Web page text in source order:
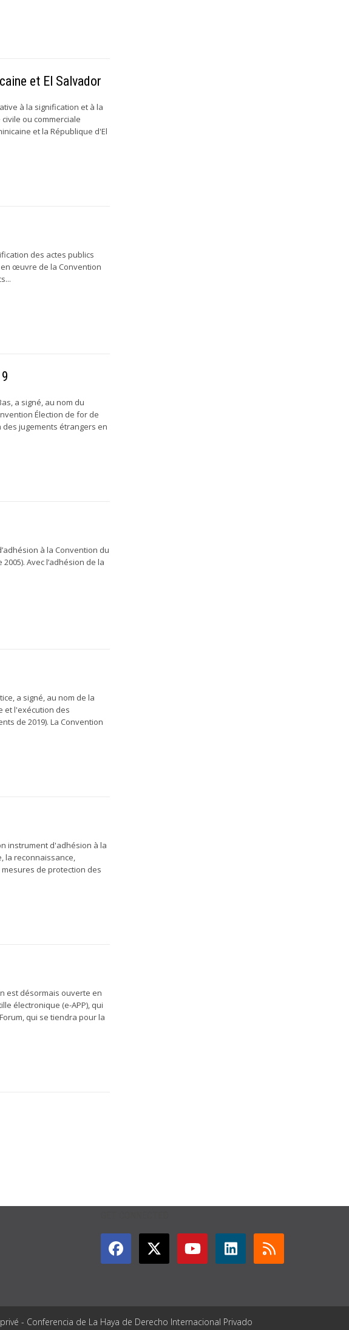
et El Salvador
à la signification et à la
ou commerciale
et la République d'El
des actes publics
en œuvre de la Convention
a signé, au nom du
Élection de for de
des jugements étrangers en
à la Convention du
Avec l’adhésion de la
a signé, au nom de la
et l'exécution des
de 2019). La Convention
instrument d'adhésion à la
la reconnaissance,
de protection des
est désormais ouverte en
électronique (e-APP), qui
qui se tiendra pour la
- Conferencia de La Haya de Derecho Internacional Privado